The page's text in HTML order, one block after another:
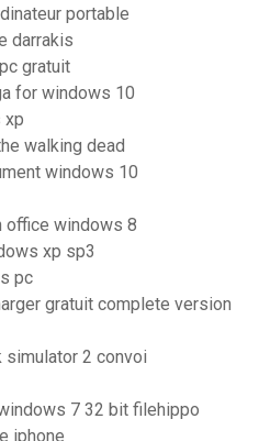
portable
darrakis
gratuit
for windows 10
xp
walking dead
windows 10
office windows 8
xp sp3
pc
gratuit complete version
simulator 2 convoi
7 32 bit filehippo
iphone